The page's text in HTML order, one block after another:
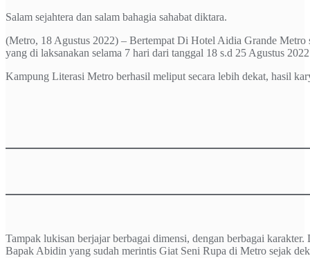
Salam sejahtera dan salam bahagia sahabat diktara.
(Metro, 18 Agustus 2022) – Bertempat Di Hotel Aidia Grande
yang di laksanakan selama 7 hari dari tanggal 18 s.d 25 Agustus
Kampung Literasi Metro berhasil meliput secara lebih dekat, hasil
Tampak lukisan berjajar berbagai dimensi, dengan berbagai
Bapak Abidin yang sudah merintis Giat Seni Rupa di Metro sejak